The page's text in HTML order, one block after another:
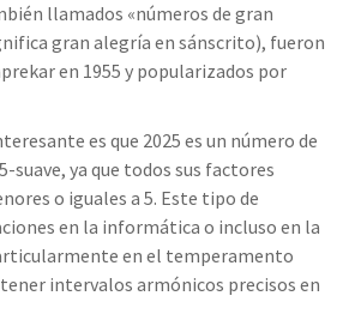
llamados «números de gran
gran alegría en sánscrito), fueron
en 1955 y popularizados por
es que 2025 es un número de
suave, ya que todos sus factores
o iguales a 5. Este tipo de
en la informática o incluso en la
en el temperamento
intervalos armónicos precisos en